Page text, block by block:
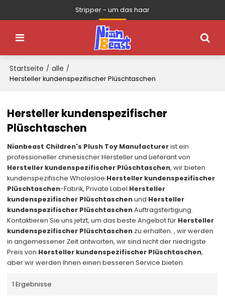
Stripper - um das haar
Startseite / alle /
Hersteller kundenspezifischer Plüschtaschen
Hersteller kundenspezifischer
Plüschtaschen
Nianbeast Children's Plush Toy Manufacturerist ein
professioneller chinesischer Hersteller und Lieferant von
Hersteller kundenspezifischer Plüschtaschen, wir bieten
kundenspezifische Wholeslae Hersteller kundenspezifischer
Plüschtaschen-Fabrik, Private Label Hersteller
kundenspezifischer Plüschtaschenund Hersteller
kundenspezifischer PlüschtaschenAuftragsfertigung.
Kontaktieren Sie uns jetzt, um das beste Angebot für Hersteller
kundenspezifischer Plüschtaschen zu erhalten. , wir werden
in angemessener Zeit antworten, wir sind nicht der niedrigste
Preis von Hersteller kundenspezifischer Plüschtaschen,
aber wir werden Ihnen einen besseren Service bieten.
1 Ergebnisse